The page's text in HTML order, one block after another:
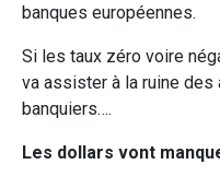
banques européennes.
Si les taux zéro voire
va assister à la ruine
banquiers….
Les dollars vont